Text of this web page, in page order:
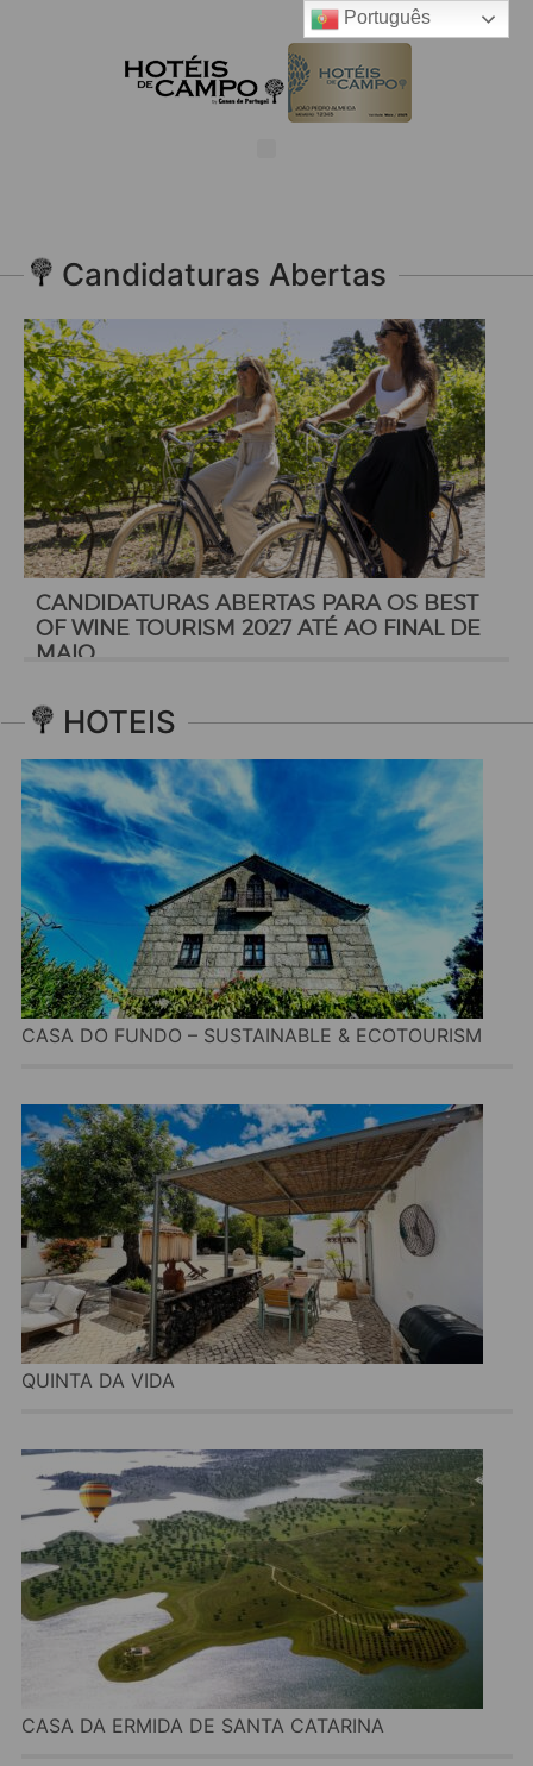
Candidaturas Abertas
CANDIDATURAS ABERTAS PARA OS BEST
OF WINE TOURISM 2027 ATÉ AO FINAL DE
MAIO
HOTEIS
CASA DO FUNDO – SUSTAINABLE & ECOTOURISM
QUINTA DA VIDA
CASA DA ERMIDA DE SANTA CATARINA
Português